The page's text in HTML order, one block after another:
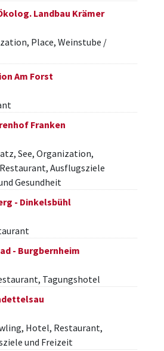
Landbau Krämer
Place, Weinstube /
Am Forst
Franken
See, Organization,
Ausflugsziele
Gesundheit
- Dinkelsbühl
- Burgbernheim
Tagungshotel
Hotel, Restaurant,
und Freizeit